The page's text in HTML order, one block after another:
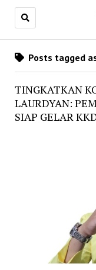
Posts tagged
TINGKATKAN
LAURDYAN:
SIAP GELAR